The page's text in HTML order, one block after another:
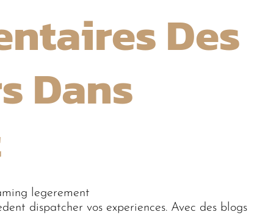
Des
Dans
legerement
dispatcher vos experiences. Avec des blogs